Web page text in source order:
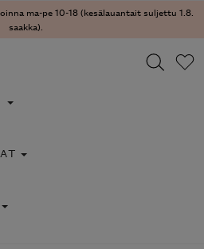
ma-pe 10-18 (kesälauantait suljettu 1.8.
saakka).
for results.